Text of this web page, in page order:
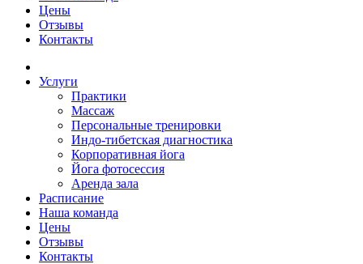
Цены
Отзывы
Контакты
Услуги
Практики
Массаж
Персональные тренировки
Индо-тибетская диагностика
Корпоративная йога
Йога фотосессия
Аренда зала
Расписание
Наша команда
Цены
Отзывы
Контакты